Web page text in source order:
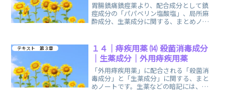
胃腸鎮痛鎮痙薬より、配合成分として鎮
痙成分の「パパベリン塩酸塩」、局所麻
酔成分、生薬成分に関する、まとめノー
テキスト 第３章
１４｜痔疾用薬 ⒁ 殺菌消毒成分
｜生薬成分｜外用痔疾用薬
「外用痔疾用薬」に配合される「殺菌消
毒成分」と「生薬成分」に関する、まと
めノートです。生薬などの暗記には、単